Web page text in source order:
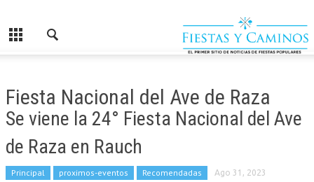
Fiesta Nacional del Ave de Raza
Se viene la 24° Fiesta Nacional del Ave
de Raza en Rauch
Principal proximos-eventos Recomendadas Ago 31, 2023